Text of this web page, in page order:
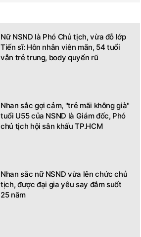
Nữ NSND là Phó Chủ tịch, vừa đỗ lớp
Tiến sĩ: Hôn nhân viên mãn, 54 tuổi
vẫn trẻ trung, body quyến rũ
Nhan sắc gợi cảm, "trẻ mãi không già"
tuổi U55 của NSND là Giám đốc, Phó
chủ tịch hội sân khấu TP.HCM
Nhan sắc nữ NSND vừa lên chức chủ
tịch, được đại gia yêu say đắm suốt
25 năm